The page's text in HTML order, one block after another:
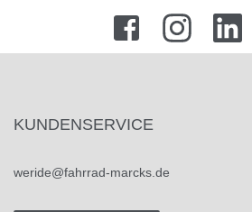
KUNDENSERVICE
weride@fahrrad-marcks.de